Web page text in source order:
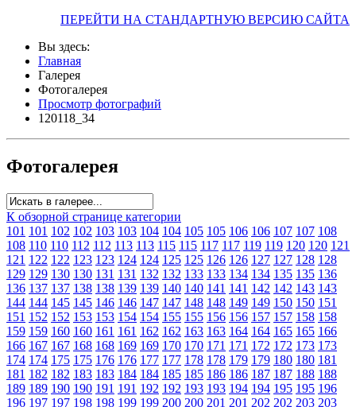
ПЕРЕЙТИ НА СТАНДАРТНУЮ ВЕРСИЮ САЙТА
Вы здесь:
Главная
Галерея
Фотогалерея
Просмотр фотографий
120118_34
Фотогалерея
К обзорной странице категории
101 101 102 102 103 103 104 104 105 105 106 106 107 107 108
108 110 110 112 112 113 113 115 115 117 117 119 119 120 120 121
121 122 122 123 123 124 124 125 125 126 126 127 127 128 128
129 129 130 130 131 131 132 132 133 133 134 134 135 135 136
136 137 137 138 138 139 139 140 140 141 141 142 142 143 143
144 144 145 145 146 146 147 147 148 148 149 149 150 150 151
151 152 152 153 153 154 154 155 155 156 156 157 157 158 158
159 159 160 160 161 161 162 162 163 163 164 164 165 165 166
166 167 167 168 168 169 169 170 170 171 171 172 172 173 173
174 174 175 175 176 176 177 177 178 178 179 179 180 180 181
181 182 182 183 183 184 184 185 185 186 186 187 187 188 188
189 189 190 190 191 191 192 192 193 193 194 194 195 195 196
196 197 197 198 198 199 199 200 200 201 201 202 202 203 203